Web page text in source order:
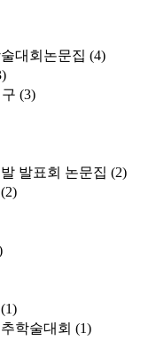
대회논문집 (4)
(3)
발표회 논문집 (2)
(2)
(1)
학술대회 (1)